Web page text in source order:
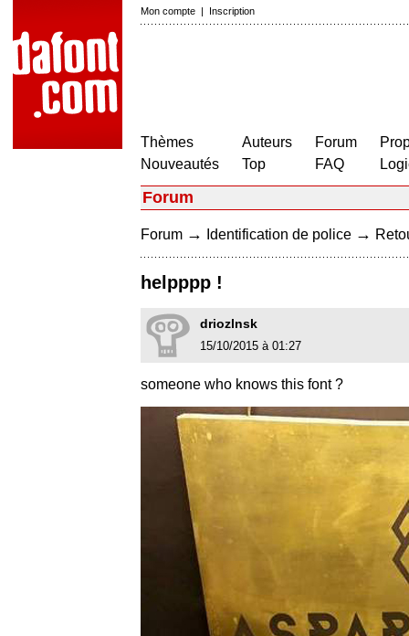
Mon compte | Inscription
Thèmes
Nouveautés
Auteurs
Top
Forum
FAQ
Forum
Forum → Identification de police →
helpppp !
driozlnsk
15/10/2015 à 01:27
someone who knows this font ?